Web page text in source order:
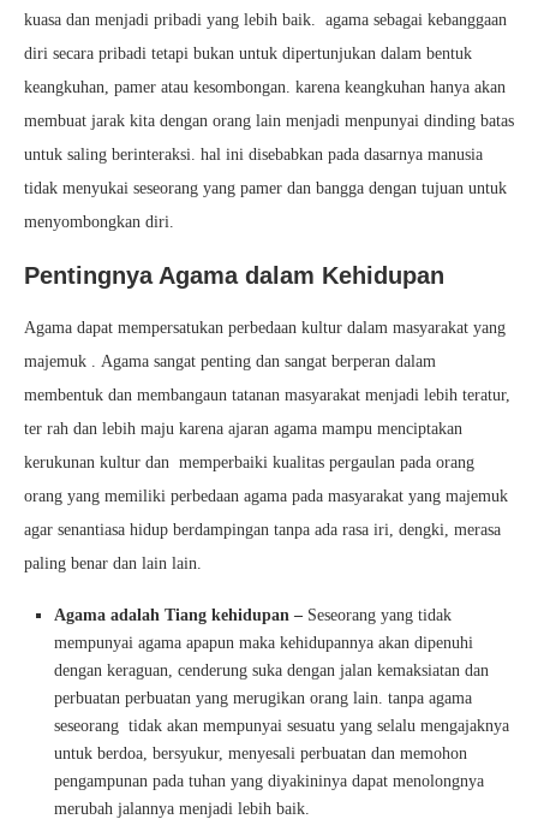
kuasa dan menjadi pribadi yang lebih baik. agama sebagai kebanggaan
diri secara pribadi tetapi bukan untuk dipertunjukan dalam bentuk
keangkuhan, pamer atau kesombongan. karena keangkuhan hanya akan
membuat jarak kita dengan orang lain menjadi menpunyai dinding batas
untuk saling berinteraksi. hal ini disebabkan pada dasarnya manusia
tidak menyukai seseorang yang pamer dan bangga dengan tujuan untuk
menyombongkan diri.
Pentingnya Agama dalam Kehidupan
Agama dapat mempersatukan perbedaan kultur dalam masyarakat yang
majemuk . Agama sangat penting dan sangat berperan dalam
membentuk dan membangaun tatanan masyarakat menjadi lebih teratur,
ter rah dan lebih maju karena ajaran agama mampu menciptakan
kerukunan kultur dan memperbaiki kualitas pergaulan pada orang
orang yang memiliki perbedaan agama pada masyarakat yang majemuk
agar senantiasa hidup berdampingan tanpa ada rasa iri, dengki, merasa
paling benar dan lain lain.
Agama adalah Tiang kehidupan – Seseorang yang tidak
mempunyai agama apapun maka kehidupannya akan dipenuhi
dengan keraguan, cenderung suka dengan jalan kemaksiatan dan
perbuatan perbuatan yang merugikan orang lain. tanpa agama
seseorang tidak akan mempunyai sesuatu yang selalu mengajaknya
untuk berdoa, bersyukur, menyesali perbuatan dan memohon
pengampunan pada tuhan yang diyakininya dapat menolongnya
merubah jalannya menjadi lebih baik.